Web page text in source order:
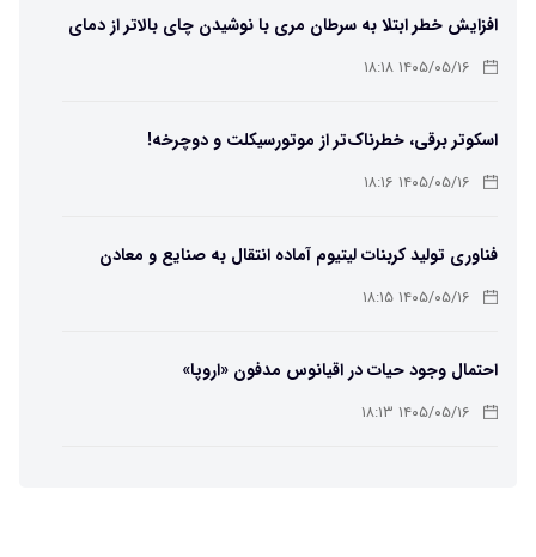
افزایش خطر ابتلا به سرطان مری با نوشیدن چای بالاتر از دمای
۶۵ درجه ۱۴۰۵/۰۵/۱۶ ۱۸:۱۸
اسکوتر برقی، خطرناک‌تر از موتورسیکلت و دوچرخه!
۱۴۰۵/۰۵/۱۶ ۱۸:۱۶
فناوری تولید کربنات لیتیوم آماده انتقال به صنایع و معادن
است۱۴۰۵/۰۵/۱۶ ۱۸:۱۵
احتمال وجود حیات در اقیانوس مدفون «اروپا»
۱۴۰۵/۰۵/۱۶ ۱۸:۱۳